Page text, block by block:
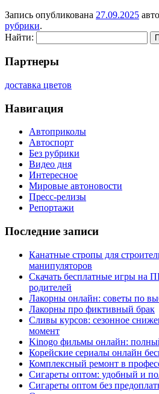
Запись опубликована 27.09.2025
рубрики.
Найти:
Партнеры
доставка цветов
Навигация
Автоприколы
Автоспорт
Без рубрики
Видео дня
Интересное
Мировые автоновости
Пресс-релизы
Репортажи
Последние записи
Канатные стропы для
манипуляторов
Скачать бесплатные игры на
родителей
Лакорны онлайн: советы по
Лакорны про фиктивный брак
Сливы курсов: сезонное
момент
Kinogo фильмы онлайн:
Корейские сериалы онлайн
Комплексный ремонт в
Сигареты оптом: удобный и
Сигареты оптом без